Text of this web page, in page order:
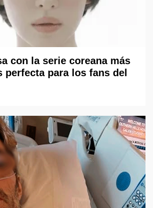
con la serie coreana más
perfecta para los fans del